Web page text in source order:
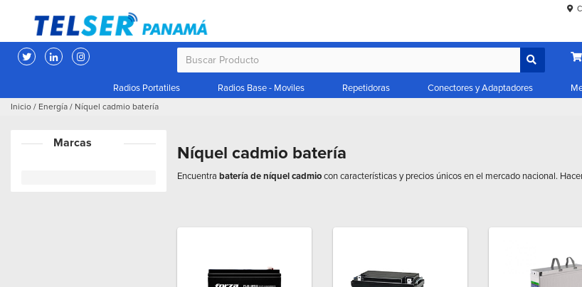
Radios Portatiles Radios Base - Moviles Repetidoras Conectores y Adaptadores
Inicio / Energía / Níquel cadmio batería
Marcas Níquel cadmio batería
Encuentra batería de níquel cadmiocon características y precios únicos en el mercado nacional.